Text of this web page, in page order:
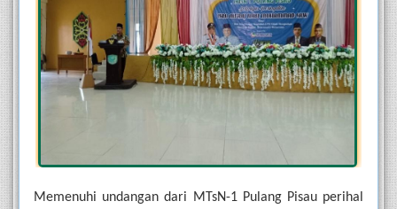
Memenuhi undangan dari MTsN-1 Pulang Pisau perihal